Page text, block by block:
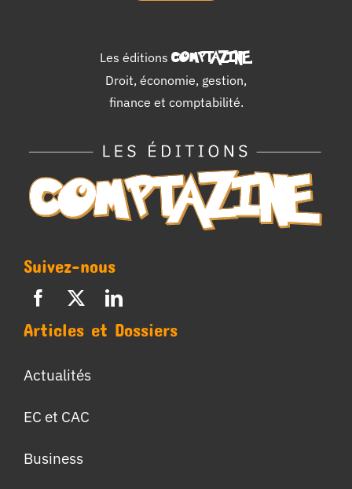
Les éditions COMPTAZINE.
Droit, économie, gestion,
finance et comptabilité.
Suivez-nous
Articles et Dossiers
Actualités
EC et CAC
Business